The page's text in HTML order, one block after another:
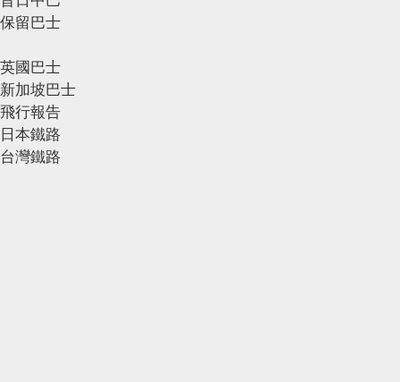
保留巴士
英國巴士
新加坡巴士
飛行報告
日本鐵路
台灣鐵路